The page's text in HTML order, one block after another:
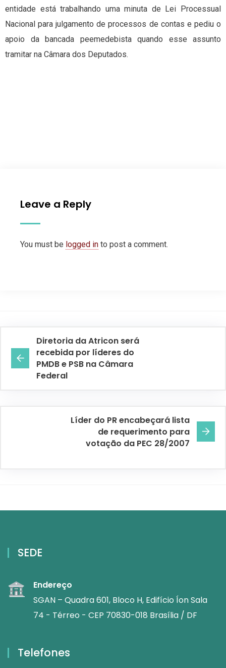
entidade está trabalhando uma minuta de Lei Processual
Nacional para julgamento de processos de contas e pediu o
apoio da bancada peemedebista quando esse assunto
tramitar na Câmara dos Deputados.
Leave a Reply
You must be logged in to post a comment.
Diretoria da Atricon será
recebida por líderes do
PMDB e PSB na Câmara
Federal
Líder do PR encabeçará lista
de requerimento para
votação da PEC 28/2007
SEDE
Endereço
SGAN – Quadra 601, Bloco H, Edifício Íon Sala
74 - Térreo - CEP 70830-018 Brasília / DF
Telefones